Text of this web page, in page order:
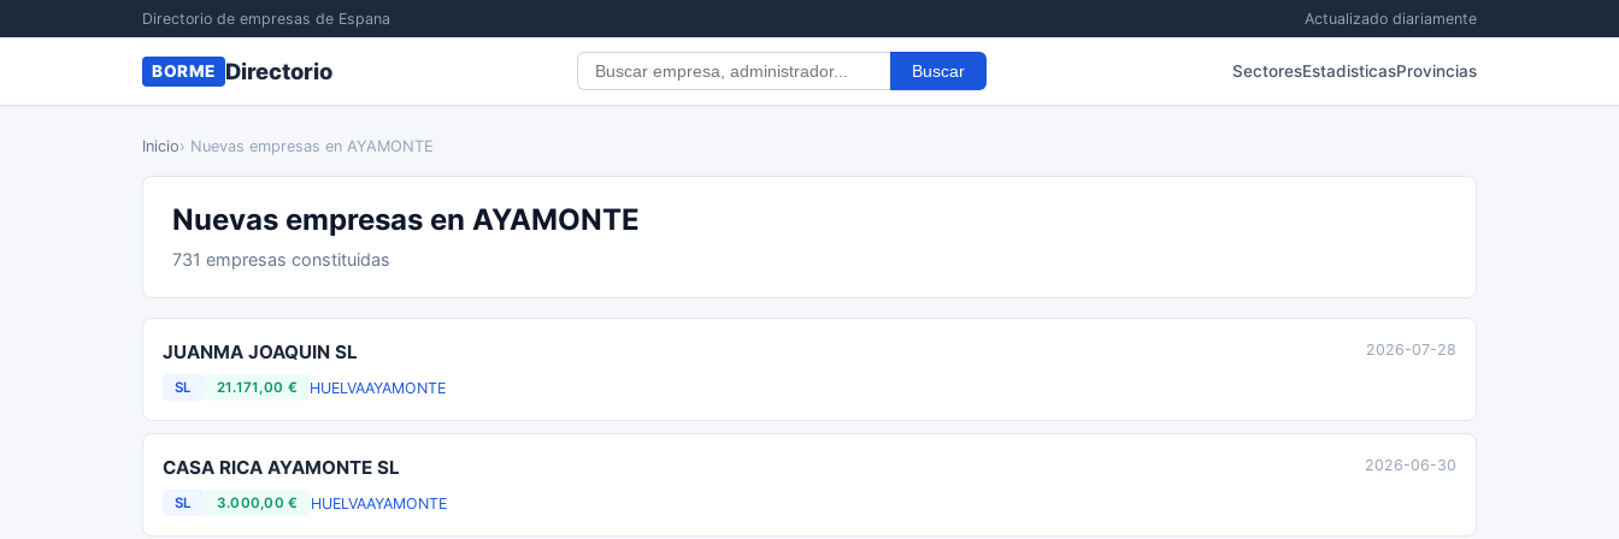
Directorio de empresas de Espana Actualizado diariamente
BORME Directorio Buscar SectoresEstadisticasProvincias
Inicio› Nuevas empresas en AYAMONTE
Nuevas empresas en AYAMONTE
731 empresas constituidas
JUANMA JOAQUIN SL
SL 21.171,00 € HUELVAAYAMONTE
2026-07-28
CASA RICA AYAMONTE SL
SL 3.000,00 € HUELVAAYAMONTE
2026-06-30